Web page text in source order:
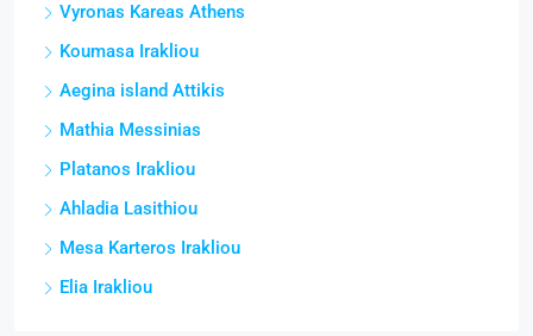
Vyronas Kareas Athens
Koumasa Irakliou
Aegina island Attikis
Mathia Messinias
Platanos Irakliou
Ahladia Lasithiou
Mesa Karteros Irakliou
Elia Irakliou